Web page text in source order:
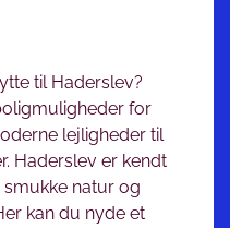
til Haderslev?
for
lejligheder til
Haderslev er kendt
natur og
kan du nyde et